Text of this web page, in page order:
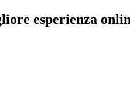
esperienza